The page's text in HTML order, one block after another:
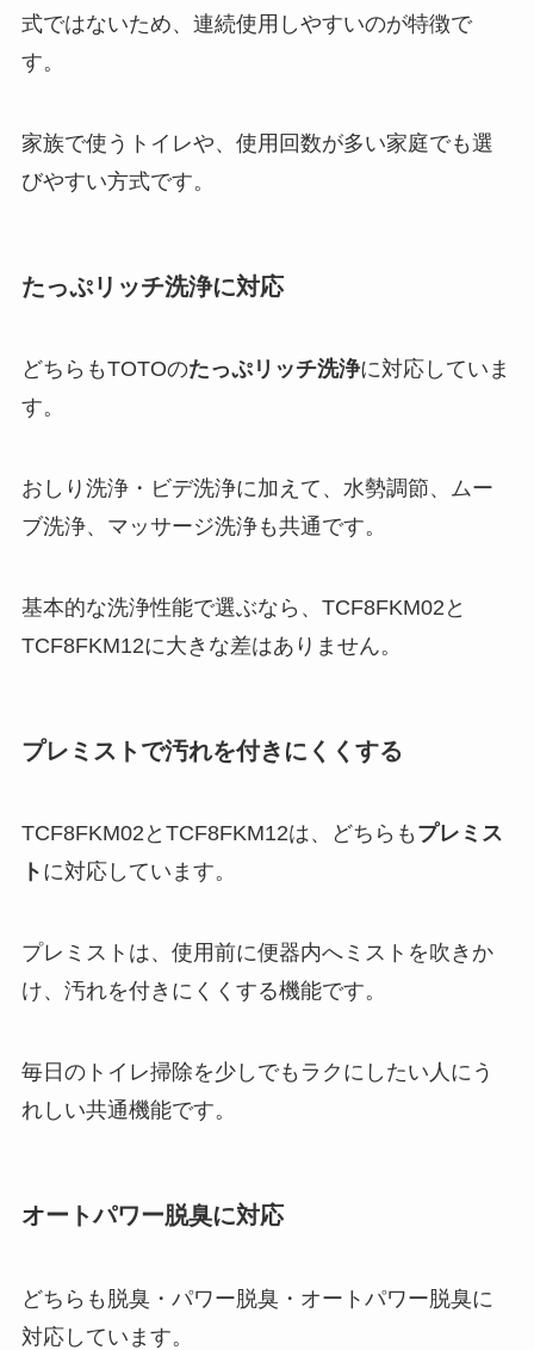
式ではないため、連続使用しやすいのが特徴で
す。
家族で使うトイレや、使用回数が多い家庭でも選
びやすい方式です。
たっぷリッチ洗浄に対応
どちらもTOTOのたっぷリッチ洗浄に対応していま
す。
おしり洗浄・ビデ洗浄に加えて、水勢調節、ムー
ブ洗浄、マッサージ洗浄も共通です。
基本的な洗浄性能で選ぶなら、TCF8FKM02と
TCF8FKM12に大きな差はありません。
プレミストで汚れを付きにくくする
TCF8FKM02とTCF8FKM12は、どちらも プレミス
ト に対応しています。
プレミストは、使用前に便器内へミストを吹きか
け、汚れを付きにくくする機能です。
毎日のトイレ掃除を少しでもラクにしたい人にう
れしい共通機能です。
オートパワー脱臭に対応
どちらも脱臭・パワー脱臭・オートパワー脱臭に
対応しています。